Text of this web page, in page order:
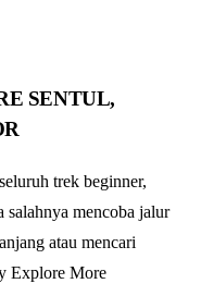
SENTUL,
trek beginner,
salahnya mencoba jalur
atau mencari
Explore More